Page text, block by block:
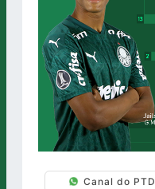
Canal do PTD